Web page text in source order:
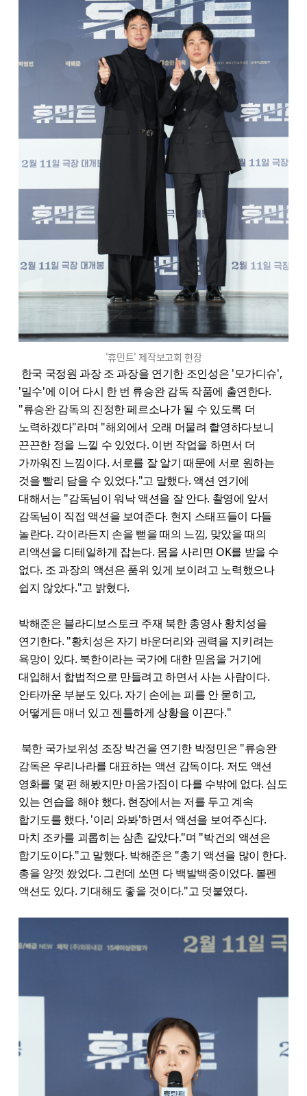
'휴민트' 제작보고회 현장
한국 국정원 과장 조 과장을 연기한 조인성은 '모가디슈',
'밀수'에 이어 다시 한 번 류승완 감독 작품에 출연한다.
"류승완 감독의 진정한 페르소나가 될 수 있도록 더
노력하겠다"라며 "해외에서 오래 머물려 촬영하다보니
끈끈한 정을 느낄 수 있었다. 이번 작업을 하면서 더
가까워진 느낌이다. 서로를 잘 알기 때문에 서로 원하는
것을 빨리 담을 수 있었다."고 말했다. 액션 연기에
대해서는 "감독님이 워낙 액션을 잘 안다. 촬영에 앞서
감독님이 직접 액션을 보여준다. 현지 스태프들이 다들
놀란다. 각이라든지 손을 뻗을 때의 느낌, 맞았을 때의
리액션을 디테일하게 잡는다. 몸을 사리면 OK를 받을 수
없다. 조 과장의 액션은 품위 있게 보이려고 노력했으나
쉽지 않았다."고 밝혔다.
박해준은 블라디보스토크 주재 북한 총영사 황치성을
연기한다. "황치성은 자기 바운더리와 권력을 지키려는
욕망이 있다. 북한이라는 국가에 대한 믿음을 거기에
대입해서 합법적으로 만들려고 하면서 사는 사람이다.
안타까운 부분도 있다. 자기 손에는 피를 안 묻히고,
어떻게든 매너 있고 젠틀하게 상황을 이끈다."
북한 국가보위성 조장 박건을 연기한 박정민은 "류승완
감독은 우리나라를 대표하는 액션 감독이다. 저도 액션
영화를 몇 편 해봤지만 마음가짐이 다를 수밖에 없다. 심도
있는 연습을 해야 했다. 현장에서는 저를 두고 계속
합기도를 했다. '이리 와봐'하면서 액션을 보여주신다.
마치 조카를 괴롭히는 삼촌 같았다."며 "박건의 액션은
합기도이다."고 말했다. 박해준은 "총기 액션을 많이 한다.
총을 양껏 쐈었다. 그런데 쏘면 다 백발백중이었다. 볼펜
액션도 있다. 기대해도 좋을 것이다."고 덧붙였다.